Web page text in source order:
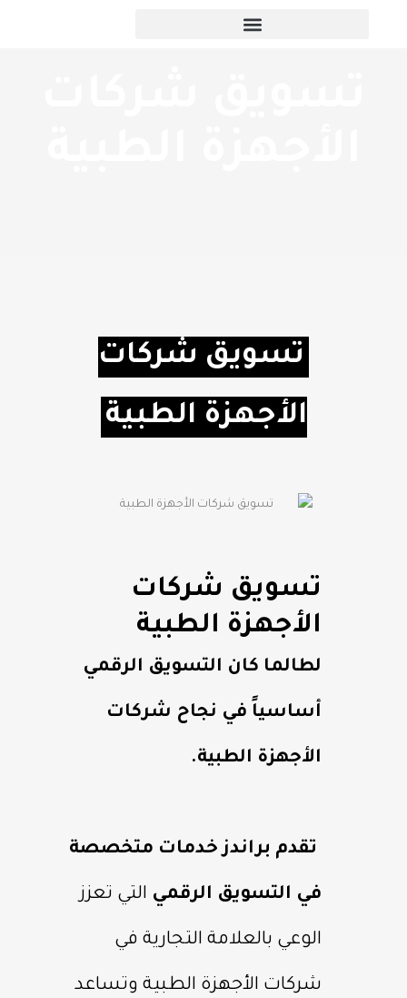
تسويق شركات
الأجهزة الطبية
تسويق شركات
الأجهزة الطبية
لطالما كان التسويق الرقمي
أساسياً في نجاح شركات
الأجهزة الطبية.
تقدم براندز خدمات متخصصة
في التسويق الرقمي التي تعزز
الوعي بالعلامة التجارية في
شركات الأجهزة الطبية وتساعد